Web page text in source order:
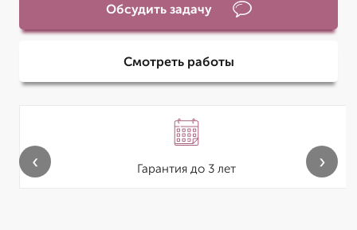
Обсудить задачу
Смотреть работы
Гарантия до 3 лет
‹ ›